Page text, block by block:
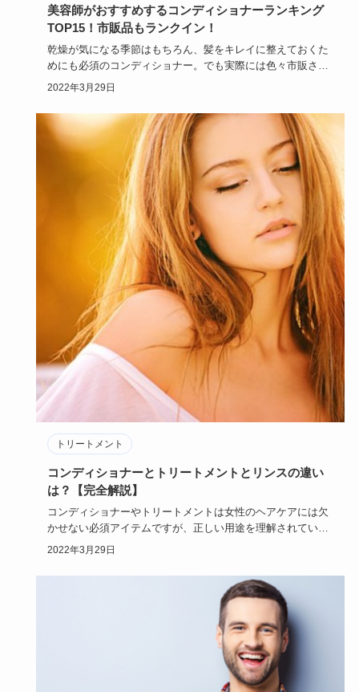
美容師がおすすめするコンディショナーランキング
TOP15！市販品もランクイン！
乾燥が気になる季節はもちろん、髪をキレイに整えておくた
めにも必須のコンディショナー。でも実際には色々市販され
ているおすすめ…
2022年3月29日
トリートメント
コンディショナーとトリートメントとリンスの違い
は？【完全解説】
コンディショナーやトリートメントは女性のヘアケアには欠
かせない必須アイテムですが、正しい用途を理解されていま
すか？今回は、…
2022年3月29日